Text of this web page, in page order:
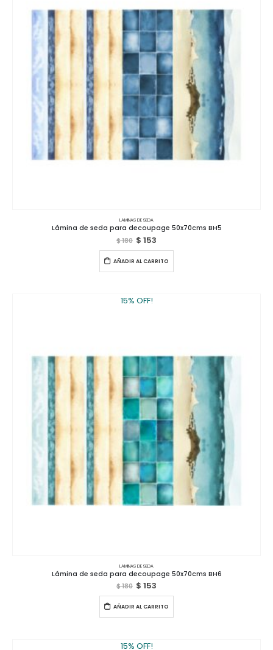
LAMINAS DE SEDA
Lámina de seda para decoupage 50x70cms BH5
$180 $ 153
AÑADIR AL CARRITO
15% OFF!
LAMINAS DE SEDA
Lámina de seda para decoupage 50x70cms BH6
$180 $ 153
AÑADIR AL CARRITO
15% OFF!